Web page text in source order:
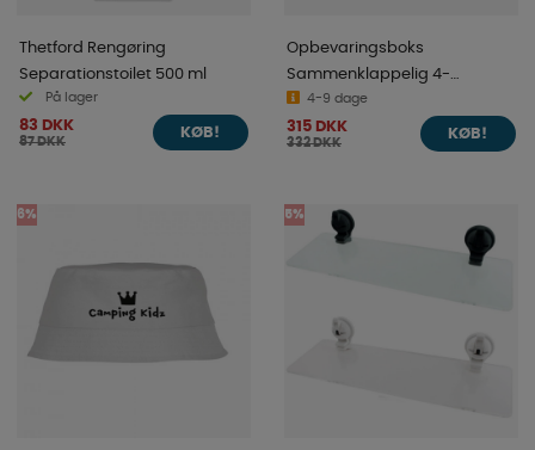
Thetford Rengøring
Separationstoilet 500 ml
På lager
83 DKK
87 DKK
KØB!
Opbevaringsboks
Sammenklappelig 4-
sektioner
4-9 dage
315 DKK
332 DKK
KØB!
6% 5%